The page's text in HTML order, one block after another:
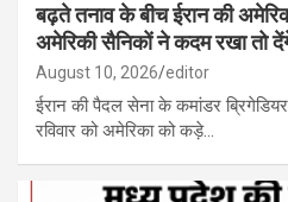
बढ़ते तनाव के बीच ईरान की
अमेरिकी सैनिकों ने कदम रखा तो
August 10, 2026 editor
ईरान की पैदल सेना के कमांडर
रविवार को अमेरिका को कड़े…